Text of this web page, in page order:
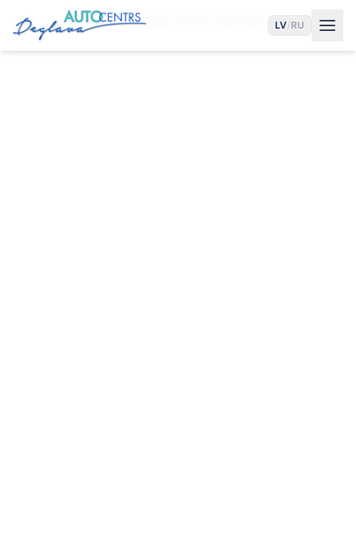
LV/RU
Sākums Pakalpojumi Riepu Serviss Pļavniekos